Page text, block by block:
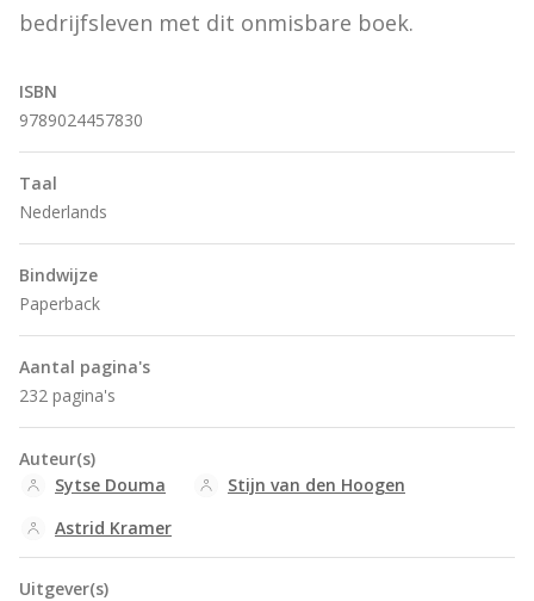
bedrijfsleven met dit onmisbare boek.
ISBN
9789024457830
Taal
Nederlands
Bindwijze
Paperback
Aantal pagina's
232 pagina's
Auteur(s)
Sytse Douma
Stijn van den Hoogen
Astrid Kramer
Uitgever(s)